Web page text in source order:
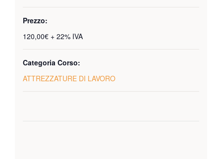
Prezzo:
120,00€ + 22% IVA
Categoria Corso:
ATTREZZATURE DI LAVORO